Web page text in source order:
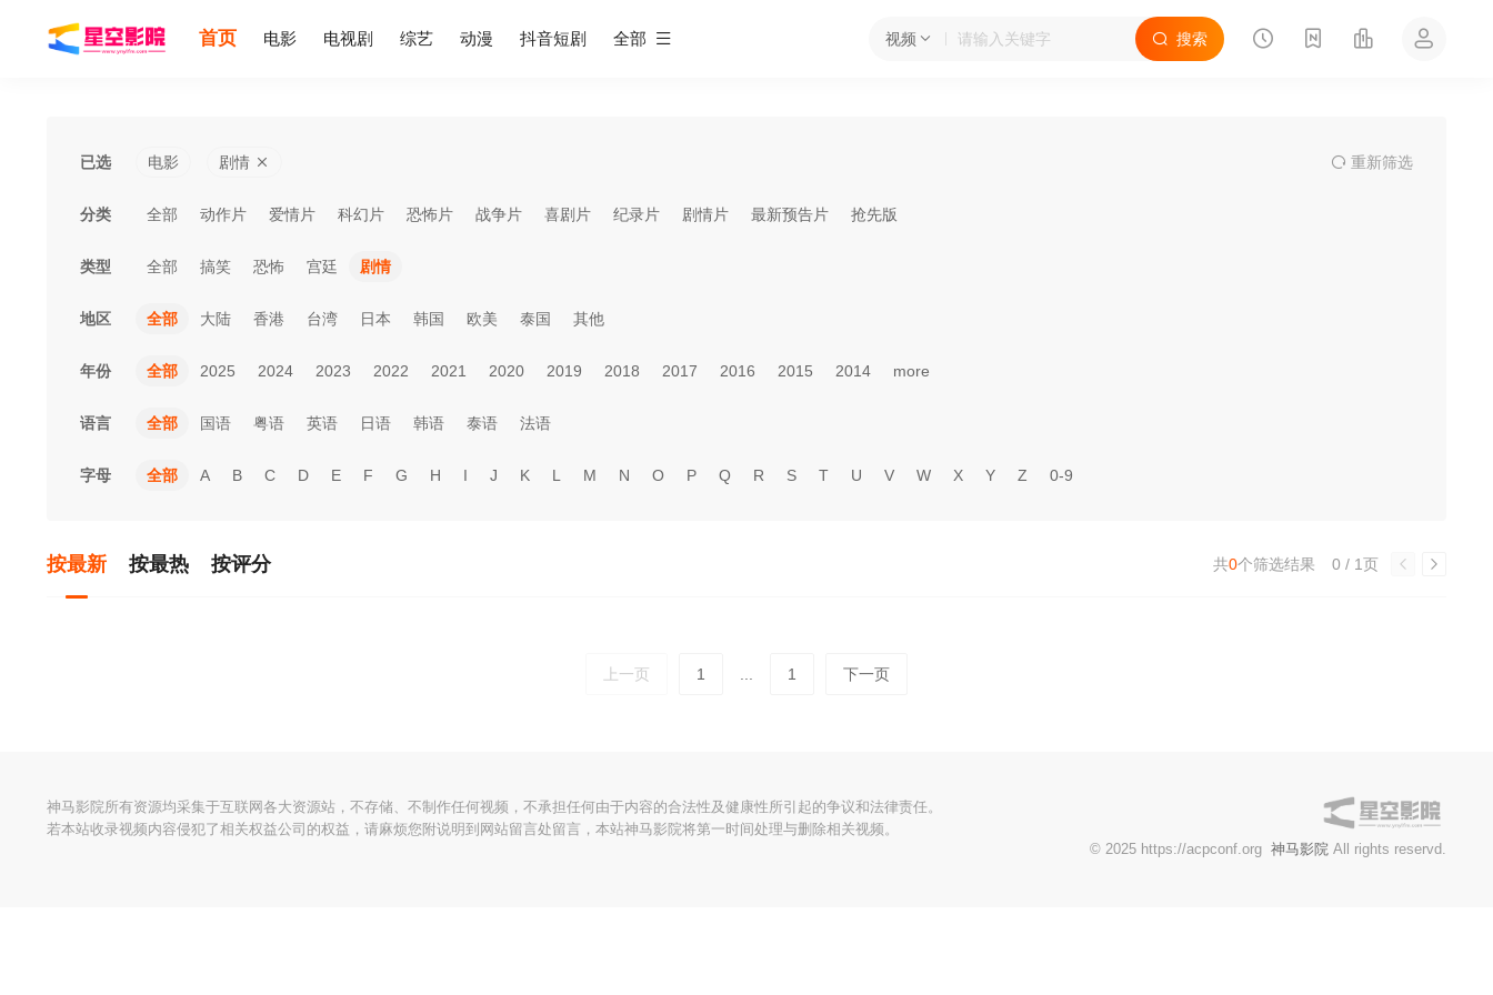
视频 搜索
首页 电影 电视剧 综艺 动漫 抖音短剧 全部
已选 电影 剧情 重新筛选
分类 全部 动作片 爱情片 科幻片 恐怖片 战争片 喜剧片 纪录片 剧情片 最新预告片 抢先版
类型 全部 搞笑 恐怖 宫廷 剧情
地区 全部 大陆 香港 台湾 日本 韩国 欧美 泰国 其他
年份 全部 2025 2024 2023 2022 2021 2020 2019 2018 2017 2016 2015 2014 more
语言 全部 国语 粤语 英语 日语 韩语 泰语 法语
字母 全部 A B C D E F G H I J K L M N O P Q R S T U V W X Y Z 0-9
按最新 按最热 按评分 0 / 1页
共0个筛选结果
上一页 1 1 下一页
神马影院所有资源均采集于互联网各大资源站，不存储、不制作任何视频，不承担任何由于内容的合法性及健康性所引起的争议和法律责任。
若本站收录视频内容侵犯了相关权益公司的权益，请麻烦您附说明到网站留言处留言，本站神马影院将第一时间处理与删除相关视频。
© 2025 https://acpconf.org 神马影院All rights reservd.